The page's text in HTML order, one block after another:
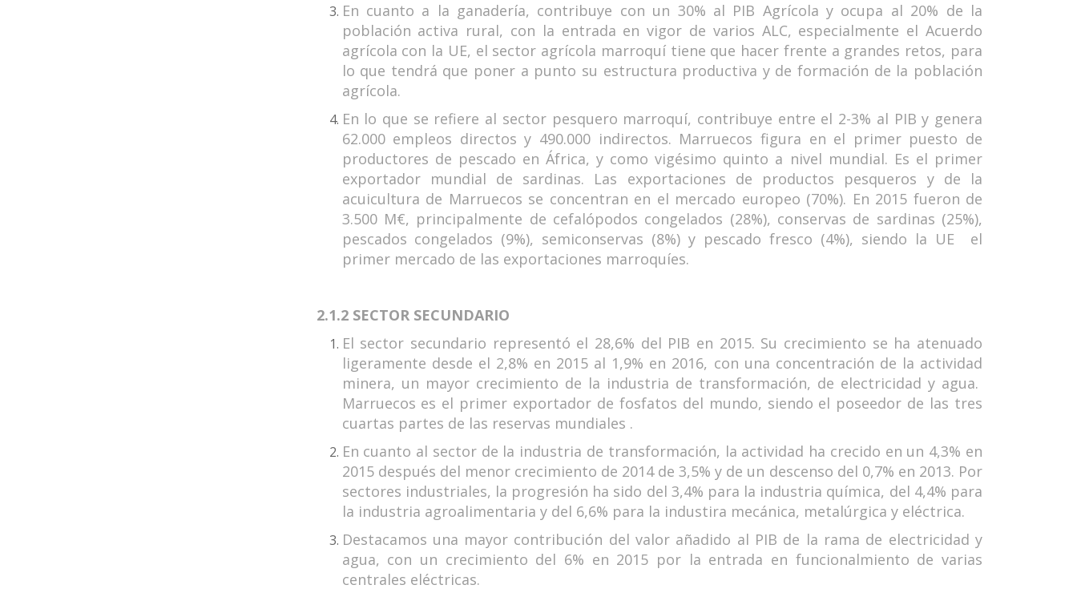
En cuanto a la ganadería, contribuye con un 30% al PIB Agrícola y ocupa al 20% de la
población activa rural, con la entrada en vigor de varios ALC, especialmente el Acuerdo
agrícola con la UE, el sector agrícola marroquí tiene que hacer frente a grandes retos, para
lo que tendrá que poner a punto su estructura productiva y de formación de la población
agrícola.
En lo que se refiere al sector pesquero marroquí, contribuye entre el 2-3% al PIB y genera
62.000 empleos directos y 490.000 indirectos. Marruecos figura en el primer puesto de
productores de pescado en África, y como vigésimo quinto a nivel mundial. Es el primer
exportador mundial de sardinas. Las exportaciones de productos pesqueros y de la
acuicultura de Marruecos se concentran en el mercado europeo (70%). En 2015 fueron de
3.500 M€, principalmente de cefalópodos congelados (28%), conservas de sardinas (25%),
pescados congelados (9%), semiconservas (8%) y pescado fresco (4%), siendo la UE el
primer mercado de las exportaciones marroquíes.
2.1.2 SECTOR SECUNDARIO
El sector secundario representó el 28,6% del PIB en 2015. Su crecimiento se ha atenuado
ligeramente desde el 2,8% en 2015 al 1,9% en 2016, con una concentración de la actividad
minera, un mayor crecimiento de la industria de transformación, de electricidad y agua.
Marruecos es el primer exportador de fosfatos del mundo, siendo el poseedor de las tres
cuartas partes de las reservas mundiales .
En cuanto al sector de la industria de transformación, la actividad ha crecido en un 4,3% en
2015 después del menor crecimiento de 2014 de 3,5% y de un descenso del 0,7% en 2013. Por
sectores industriales, la progresión ha sido del 3,4% para la industria química, del 4,4% para
la industria agroalimentaria y del 6,6% para la industira mecánica, metalúrgica y eléctrica.
Destacamos una mayor contribución del valor añadido al PIB de la rama de electricidad y
agua, con un crecimiento del 6% en 2015 por la entrada en funcionalmiento de varias
centrales eléctricas.